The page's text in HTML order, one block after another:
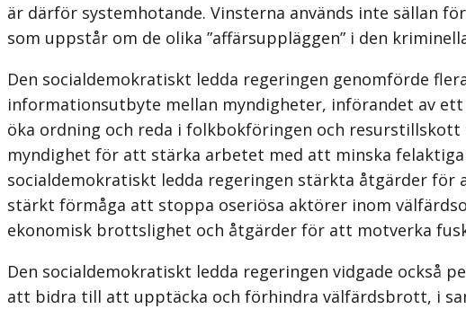
är därför systemhotande. Vinsterna används inte sällan
som uppstår om de olika ”affärsuppläggen” i den
Den socialdemokratiskt ledda regeringen genomförde
informationsutbyte mellan myndigheter, införandet av
öka ordning och reda i folkbokföringen och
myndighet för att stärka arbetet med att minska
socialdemokratiskt ledda regeringen stärkta åtgärder
stärkt förmåga att stoppa oseriösa aktörer inom
ekonomisk brottslighet och åtgärder för att motverka
Den socialdemokratiskt ledda regeringen vidgade
att bidra till att upptäcka och förhindra välfärdsbrott, i